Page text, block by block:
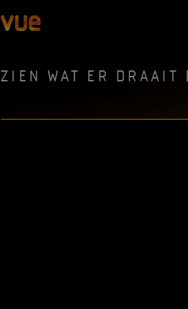
ZIEN WAT ER DRAAIT